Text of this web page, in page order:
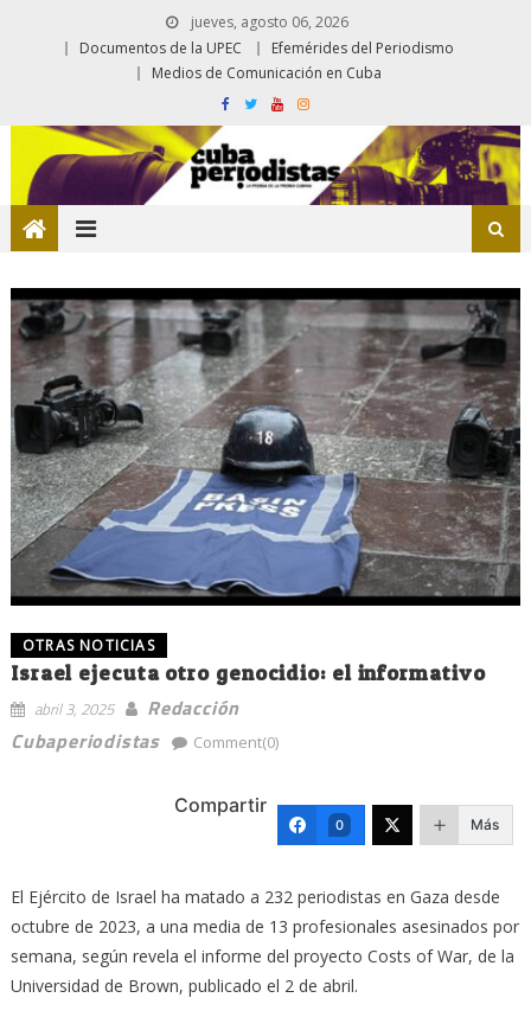
jueves, agosto 06, 2026
Documentos de la UPEC
Efemérides del Periodismo
Medios de Comunicación en Cuba
OTRAS NOTICIAS
Israel ejecuta otro genocidio: el informativo
abril 3, 2025
Redacción
Cubaperiodistas
Comment(0)
Compartir
0 Más
El Ejército de Israel ha matado a 232 periodistas en Gaza desde
octubre de 2023, a una media de 13 profesionales asesinados por
semana, según revela el informe del proyecto Costs of War, de la
Universidad de Brown, publicado el 2 de abril.